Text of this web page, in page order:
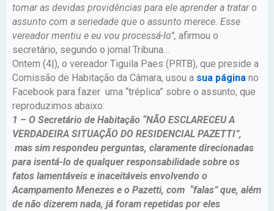
tomar as devidas providências para ele aprender a tratar o
assunto com a seriedade que o assunto merece. Esse
vereador mentiu e eu vou processá-lo”, afirmou o
secretário, segundo o jornal Tribuna…
Ontem (4|), o vereador Tiguila Paes (PRTB), que preside a
Comissão de Habitação da Câmara, usou a sua página no
Facebook para fazer uma “tréplica” sobre o assunto, que
reproduzimos abaixo:
1 – O Secretário de Habitação “NÃO ESCLARECEU A
VERDADEIRA SITUAÇÃO DO RESIDENCIAL PAZETTI”,
mas sim respondeu perguntas, claramente direcionadas
para isentá-lo de qualquer responsabilidade sobre os
fatos lamentáveis e inaceitáveis envolvendo o
Acampamento Menezes e o Pazetti, com “falas” que, além
de não dizerem nada, já foram repetidas por eles